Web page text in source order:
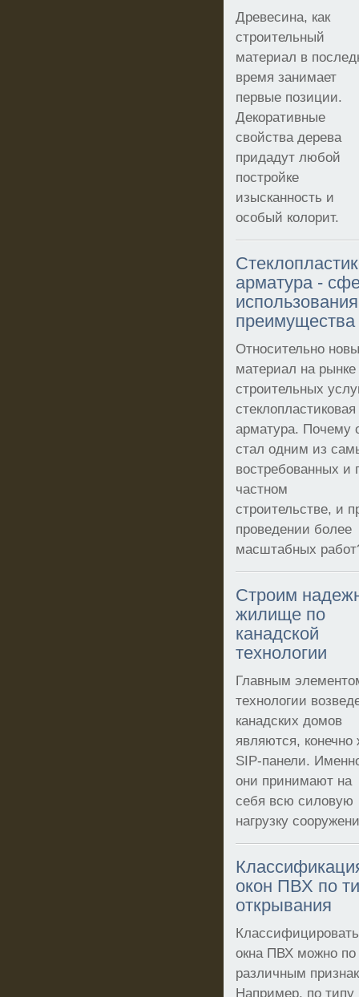
Древесина, как
строительный
материал в
время занимает
первые позиции.
Декоративные
свойства дерева
придадут любой
постройке
изысканность и
особый колорит.
арматура -
преимущества
Относительно
материал на рынке
строительных
стеклопластиковая
арматура. Почему
стал одним из
востребованных и
частном
строительстве, и
проведении более
масштабных
Строим
жилище по
канадской
технологии
Главным
технологии
канадских домов
являются, конечно
SIP-панели.
они принимают на
себя всю силовую
нагрузку
окон ПВХ по
открывания
Классифицировать
окна ПВХ можно по
различным
Например, по типу